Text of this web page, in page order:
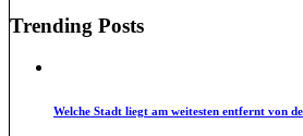
Trending Posts
Welche Stadt liegt am weitesten entfernt von